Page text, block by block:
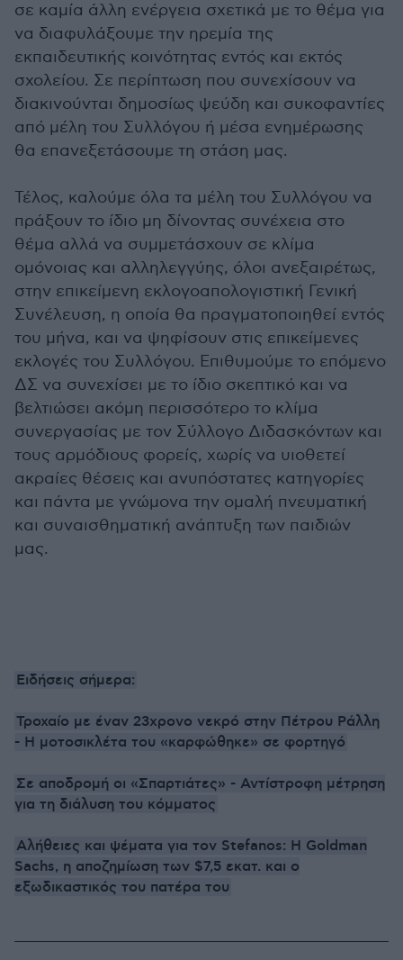
σε καμία άλλη ενέργεια σχετικά με το θέμα για
να διαφυλάξουμε την ηρεμία της
εκπαιδευτικής κοινότητας εντός και εκτός
σχολείου. Σε περίπτωση που συνεχίσουν να
διακινούνται δημοσίως ψεύδη και συκοφαντίες
από μέλη του Συλλόγου ή μέσα ενημέρωσης
θα επανεξετάσουμε τη στάση μας.
Τέλος, καλούμε όλα τα μέλη του Συλλόγου να
πράξουν το ίδιο μη δίνοντας συνέχεια στο
θέμα αλλά να συμμετάσχουν σε κλίμα
ομόνοιας και αλληλεγγύης, όλοι ανεξαιρέτως,
στην επικείμενη εκλογοαπολογιστική Γενική
Συνέλευση, η οποία θα πραγματοποιηθεί εντός
του μήνα, και να ψηφίσουν στις επικείμενες
εκλογές του Συλλόγου. Επιθυμούμε το επόμενο
ΔΣ να συνεχίσει με το ίδιο σκεπτικό και να
βελτιώσει ακόμη περισσότερο το κλίμα
συνεργασίας με τον Σύλλογο Διδασκόντων και
τους αρμόδιους φορείς, χωρίς να υιοθετεί
ακραίες θέσεις και ανυπόστατες κατηγορίες
και πάντα με γνώμονα την ομαλή πνευματική
και συναισθηματική ανάπτυξη των παιδιών
μας.
Ειδήσεις σήμερα:
Τροχαίο με έναν 23χρονο νεκρό στην Πέτρου Ράλλη
- Η μοτοσικλέτα του «καρφώθηκε» σε φορτηγό
Σε αποδρομή οι «Σπαρτιάτες» - Αντίστροφη μέτρηση
για τη διάλυση του κόμματος
Αλήθειες και ψέματα για τον Stefanos: Η Goldman
Sachs, η αποζημίωση των $7,5 εκατ. και ο
εξωδικαστικός του πατέρα του